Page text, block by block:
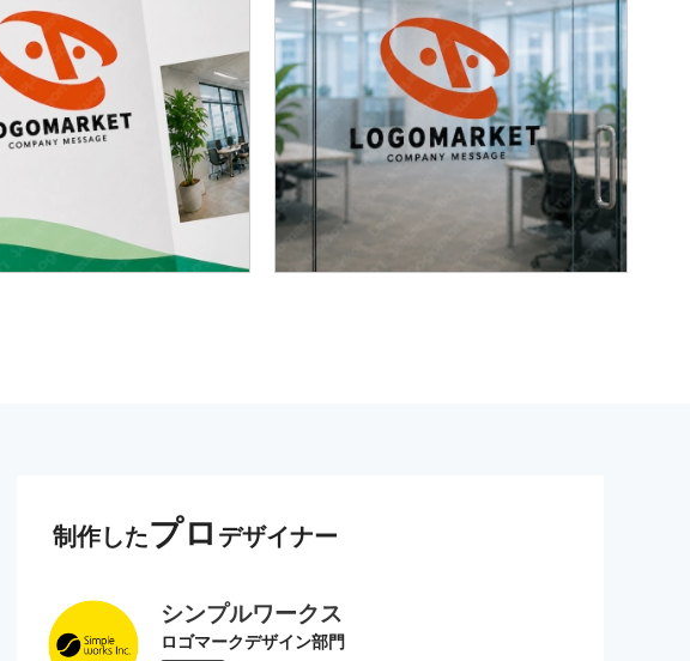
制作したプロ デザイナー
シンプルワークス
ロゴマークデザイン部門